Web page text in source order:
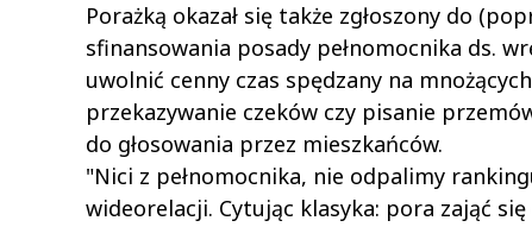
Porażką okazał się także zgłoszony do
sfinansowania posady pełnomocnika ds.
uwolnić cenny czas spędzany na
przekazywanie czeków czy pisanie
do głosowania przez mieszkańców.
"Nici z pełnomocnika, nie odpalimy
wideorelacji. Cytując klasyka: pora zająć